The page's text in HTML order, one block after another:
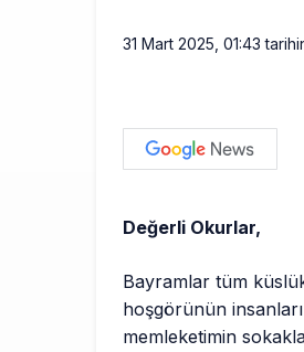
31 Mart 2025, 01:43
Değerli Okurlar,
Bayramlar tüm
hoşgörünün
memleketimin